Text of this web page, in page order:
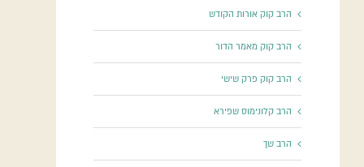
הרב קוק אורות הקודש
הרב קוק מאמר הדור
הרב קוק פרק שישי
הרב קלונימוס שפירא
הרב שך